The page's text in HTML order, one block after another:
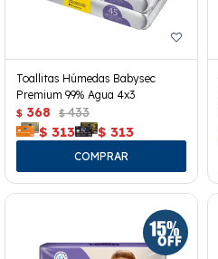
Toallitas Húmedas Babysec
Premium 99% Agua 4x3
$ 368 $ 433
$ 313 $ 313